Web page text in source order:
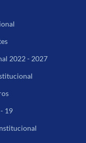
2022 - 2027
19